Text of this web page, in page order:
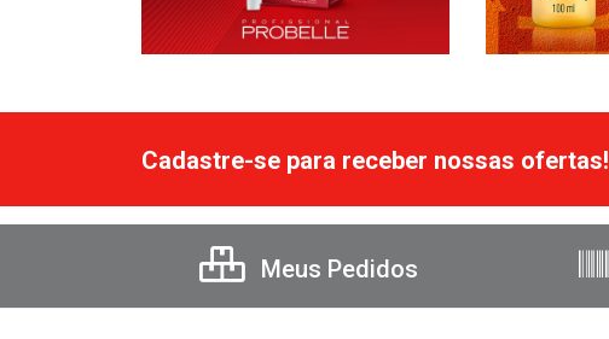
Cadastre-se para receber nossas ofertas!
Meus Pedidos